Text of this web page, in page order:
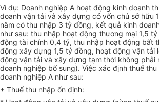
Ví dụ: Doanh nghiệp A hoạt động kinh doanh
doanh vận tải và xây dựng có vốn chủ sở hữu
năm có thu nhập 3 tỷ đồng, kết quả kinh
như sau: thu nhập hoạt động thương mại 1,5
động tài chính 0,4 tỷ, thu nhập hoạt động bất
động xây dựng 1,5 tỷ đồng, hoạt động vận tải
động vận tải và xây dựng tạm thời không phải
doanh nghiệp bổ sung). Việc xác định thuế
doanh nghiệp A như sau:
+ Thuế thu nhập ổn định: